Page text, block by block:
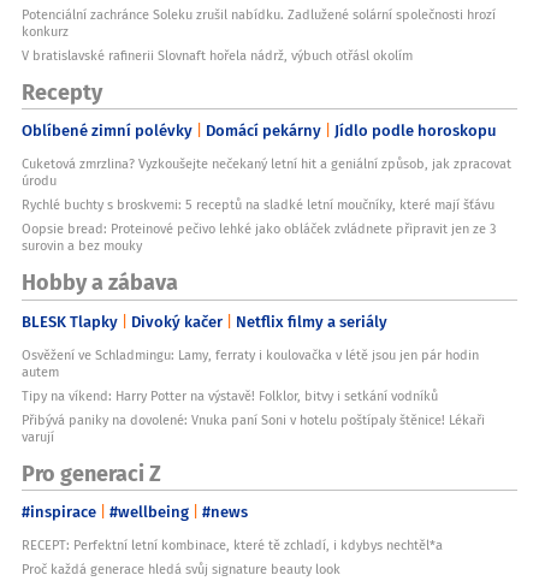
Potenciální zachránce Soleku zrušil nabídku. Zadlužené solární společnosti hrozí
konkurz
V bratislavské rafinerii Slovnaft hořela nádrž, výbuch otřásl okolím
Recepty
Oblíbené zimní polévky Domácí pekárny Jídlo podle horoskopu
Cuketová zmrzlina? Vyzkoušejte nečekaný letní hit a geniální způsob, jak zpracovat
úrodu
Rychlé buchty s broskvemi: 5 receptů na sladké letní moučníky, které mají šťávu
Oopsie bread: Proteinové pečivo lehké jako obláček zvládnete připravit jen ze 3
surovin a bez mouky
Hobby a zábava
BLESK Tlapky Divoký kačer Netflix filmy a seriály
Osvěžení ve Schladmingu: Lamy, ferraty i koulovačka v létě jsou jen pár hodin
autem
Tipy na víkend: Harry Potter na výstavě! Folklor, bitvy i setkání vodníků
Přibývá paniky na dovolené: Vnuka paní Soni v hotelu poštípaly štěnice! Lékaři
varují
Pro generaci Z
#inspirace #wellbeing #news
RECEPT: Perfektní letní kombinace, které tě zchladí, i kdybys nechtěl*a
Proč každá generace hledá svůj signature beauty look